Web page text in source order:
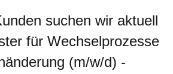
suchen wir aktuell
für Wechselprozesse
(m/w/d) -